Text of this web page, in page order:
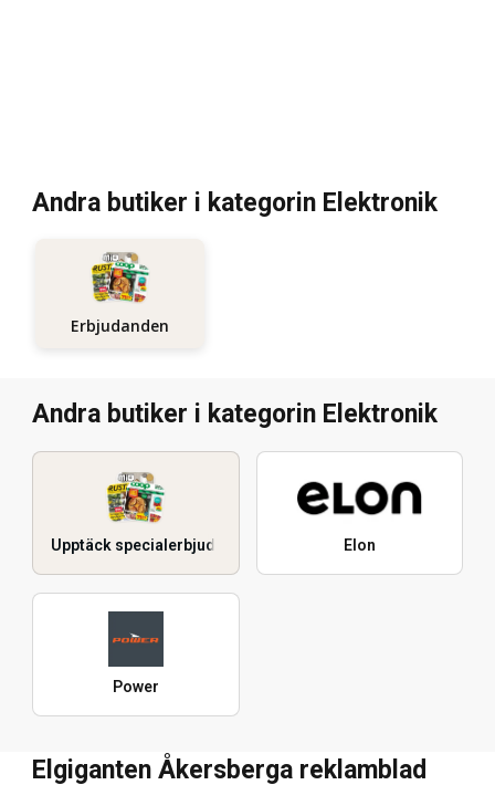
Andra butiker i kategorin Elektronik
Erbjudanden
Andra butiker i kategorin Elektronik
Upptäck specialerbjudanden Elon
Power
Elgiganten Åkersberga reklamblad